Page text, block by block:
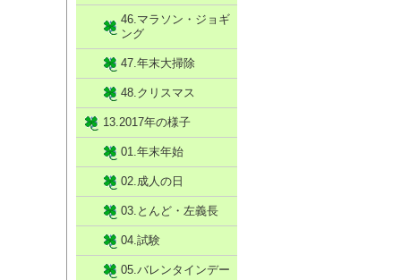
46.マラソン・ジョギ
ング
47.年末大掃除
48.クリスマス
13.2017年の様子
01.年末年始
02.成人の日
03.とんど・左義長
04.試験
05.バレンタインデー